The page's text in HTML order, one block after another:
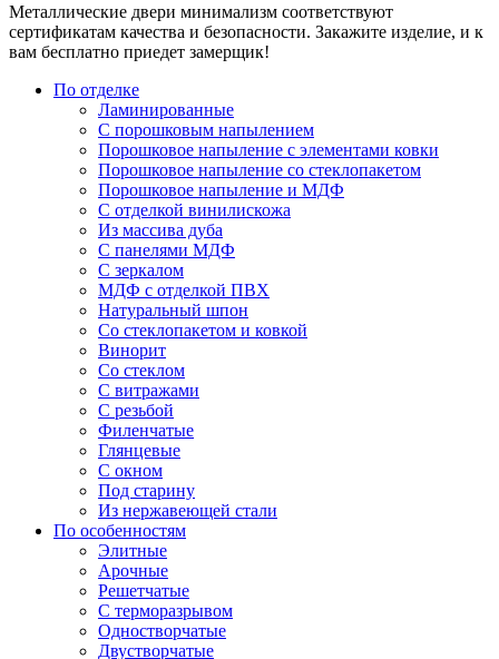
Металлические двери минимализм соответствуют
сертификатам качества и безопасности. Закажите изделие, и к
вам бесплатно приедет замерщик!
По отделке
Ламинированные
С порошковым напылением
Порошковое напыление с элементами ковки
Порошковое напыление со стеклопакетом
Порошковое напыление и МДФ
С отделкой винилискожа
Из массива дуба
С панелями МДФ
С зеркалом
МДФ с отделкой ПВХ
Натуральный шпон
Со стеклопакетом и ковкой
Винорит
Со стеклом
С витражами
С резьбой
Филенчатые
Глянцевые
С окном
Под старину
Из нержавеющей стали
По особенностям
Элитные
Арочные
Решетчатые
С терморазрывом
Одностворчатые
Двустворчатые